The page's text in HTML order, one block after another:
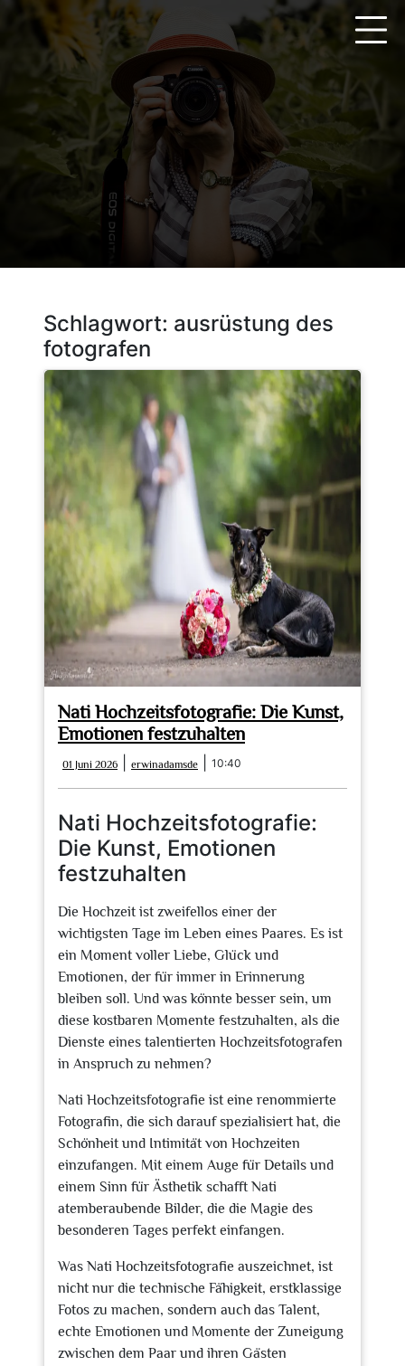
springen
Schlagwort: ausrüstung des
fotografen
Nati Hochzeitsfotografie: Die Kunst,
Emotionen festzuhalten
01 Juni 2026
Juni
2026
erwinadamsde erwinadamsde
10:40
Nati Hochzeitsfotografie:
Die Kunst, Emotionen
festzuhalten
Die Hochzeit ist zweifellos einer der
wichtigsten Tage im Leben eines Paares. Es ist
ein Moment voller Liebe, Glück und
Emotionen, der für immer in Erinnerung
bleiben soll. Und was könnte besser sein, um
diese kostbaren Momente festzuhalten, als die
Dienste eines talentierten Hochzeitsfotografen
in Anspruch zu nehmen?
Nati Hochzeitsfotografie ist eine renommierte
Fotografin, die sich darauf spezialisiert hat, die
Schönheit und Intimität von Hochzeiten
einzufangen. Mit einem Auge für Details und
einem Sinn für Ästhetik schafft Nati
atemberaubende Bilder, die die Magie des
besonderen Tages perfekt einfangen.
Was Nati Hochzeitsfotografie auszeichnet, ist
nicht nur die technische Fähigkeit, erstklassige
Fotos zu machen, sondern auch das Talent,
echte Emotionen und Momente der Zuneigung
zwischen dem Paar und ihren Gästen